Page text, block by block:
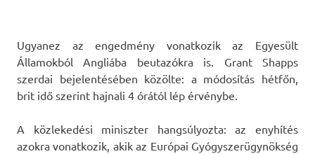
Ugyanez az engedmény vonatkozik az Egyesült
Államokból Angliába beutazókra is. Grant Shapps
szerdai bejelentésében közölte: a módosítás hétfőn,
brit idő szerint hajnali 4 órától lép érvénybe.
A közlekedési miniszter hangsúlyozta: az enyhítés
azokra vonatkozik, akik az Európai Gyógyszerügynökség